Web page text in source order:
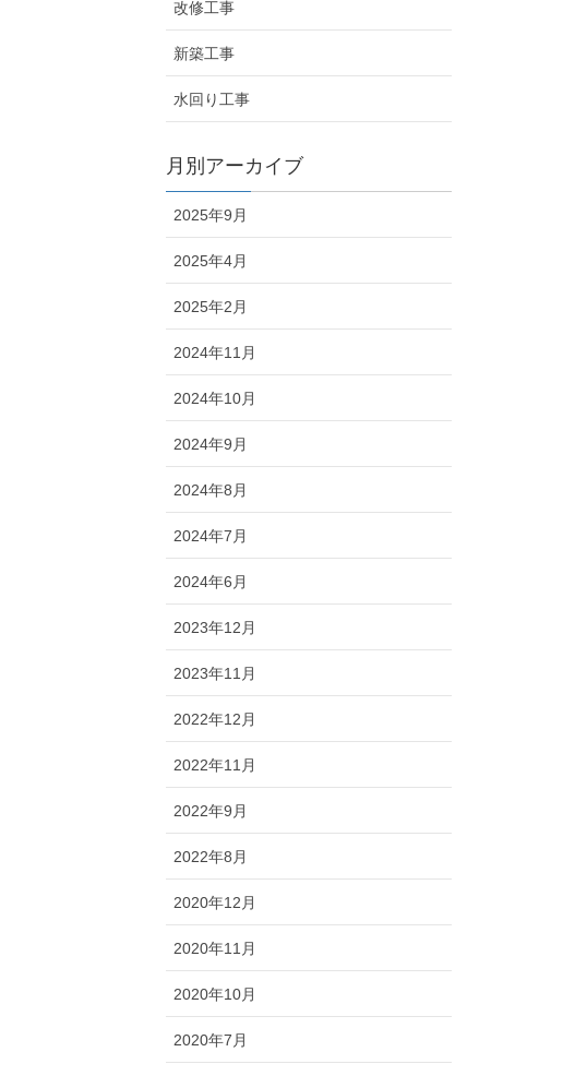
改修工事
新築工事
水回り工事
月別アーカイブ
2025年9月
2025年4月
2025年2月
2024年11月
2024年10月
2024年9月
2024年8月
2024年7月
2024年6月
2023年12月
2023年11月
2022年12月
2022年11月
2022年9月
2022年8月
2020年12月
2020年11月
2020年10月
2020年7月